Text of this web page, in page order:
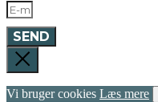
SEND
Vi bruger cookies Læs mere